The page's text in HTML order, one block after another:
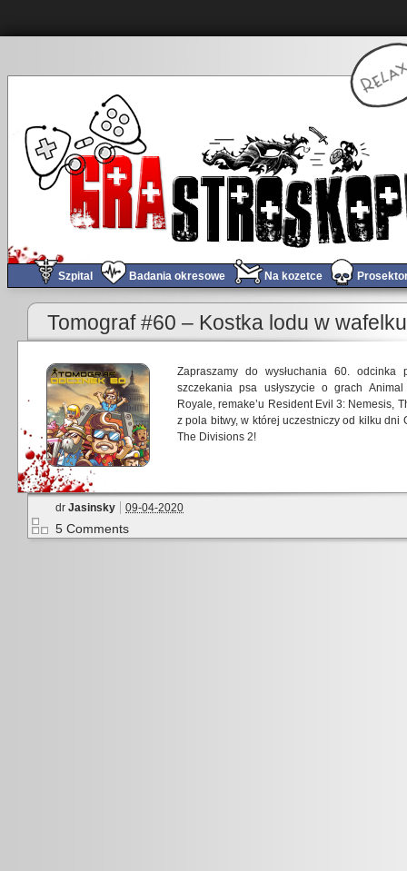
Szpital Badania okresowe Na kozetce
Tomograf #60 – Kostka lodu w wafelku
Zapraszamy do wysłuchania 60. odcinka
szczekania psa usłyszycie o grach
Royale, remake’u Resident Evil 3: Nemesis,
z pola bitwy, w której uczestniczy od kilku dni
The Divisions 2!
dr Jasinsky 09-04-2020
5 Comments